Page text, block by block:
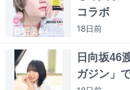
コラボ
18日前
日向坂46
ガジン」